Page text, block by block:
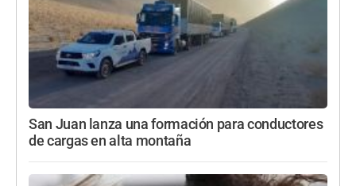
San Juan lanza una formación para conductores
de cargas en alta montaña